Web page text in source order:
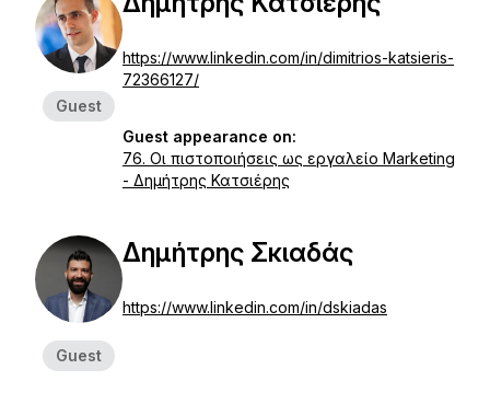
Guest
https://www.linkedin.com/in/dimitrios-katsieris-
72366127/
Guest appearance on:
76. Οι πιστοποιήσεις ως εργαλείο Marketing
- Δημήτρης Κατσιέρης
Guest
Δημήτρης Σκιαδάς
https://www.linkedin.com/in/dskiadas